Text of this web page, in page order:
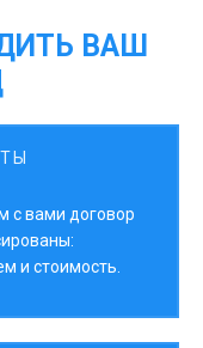
ВАШ
с вами договор
и стоимость.